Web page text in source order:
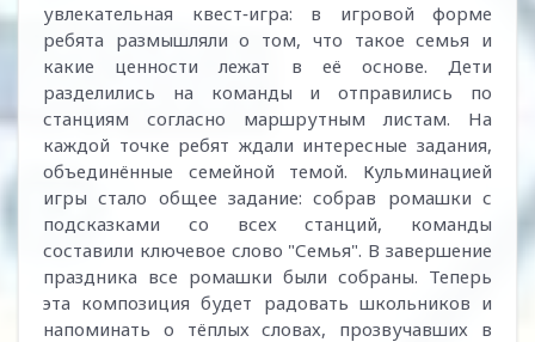
увлекательная квест‑игра: в игровой форме
ребята размышляли о том, что такое семья и
какие ценности лежат в её основе. Дети
разделились на команды и отправились по
станциям согласно маршрутным листам. На
каждой точке ребят ждали интересные задания,
объединённые семейной темой. Кульминацией
игры стало общее задание: собрав ромашки с
подсказками со всех станций, команды
составили ключевое слово "Семья". В завершение
праздника все ромашки были собраны. Теперь
эта композиция будет радовать школьников и
напоминать о тёплых словах, прозвучавших в